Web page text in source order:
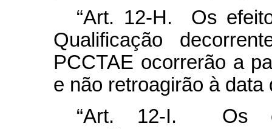
“Art. 12-H. Os
Qualificação
PCCTAE ocorrerão a
e não retroagirão à data
“Art. 12-I. Os